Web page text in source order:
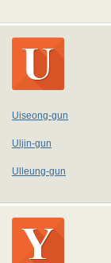
Uiseong-gun
Uljin-gun
Ulleung-gun